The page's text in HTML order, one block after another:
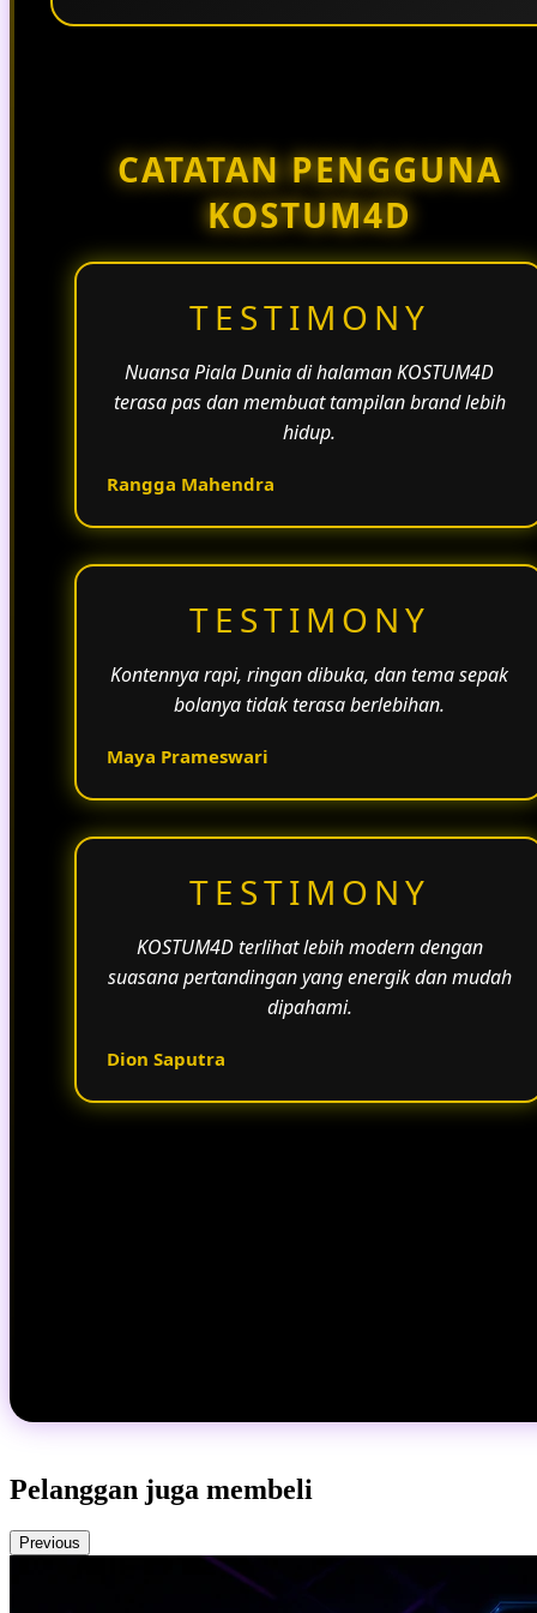
CATATAN PENGGUNA
KOSTUM4D
TESTIMONY
Nuansa Piala Dunia di halaman KOSTUM4D
terasa pas dan membuat tampilan brand lebih
hidup.
Rangga Mahendra
TESTIMONY
Kontennya rapi, ringan dibuka, dan tema sepak
bolanya tidak terasa berlebihan.
Maya Prameswari
TESTIMONY
KOSTUM4D terlihat lebih modern dengan
suasana pertandingan yang energik dan mudah
dipahami.
Dion Saputra
Pelanggan juga membeli
Previous